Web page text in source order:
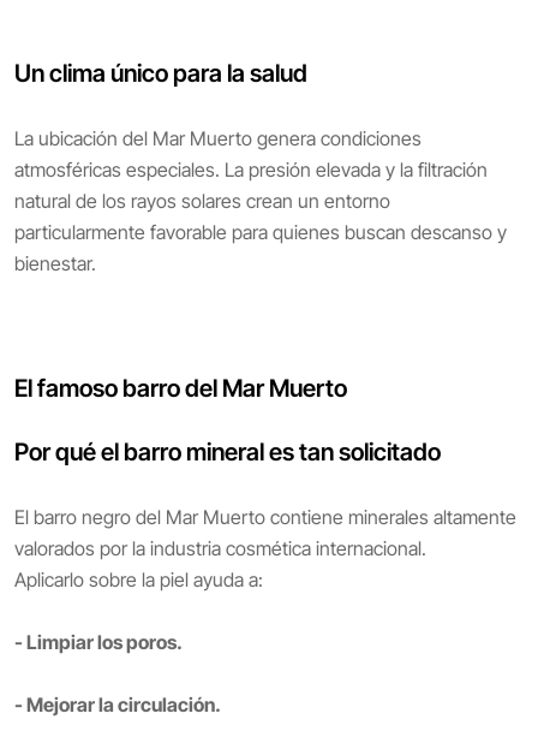
Un clima único para la salud
La ubicación del Mar Muerto genera condiciones
atmosféricas especiales. La presión elevada y la filtración
natural de los rayos solares crean un entorno
particularmente favorable para quienes buscan descanso y
bienestar.
El famoso barro del Mar Muerto
Por qué el barro mineral es tan solicitado
El barro negro del Mar Muerto contiene minerales altamente
valorados por la industria cosmética internacional.
Aplicarlo sobre la piel ayuda a:
- Limpiar los poros.
- Mejorar la circulación.